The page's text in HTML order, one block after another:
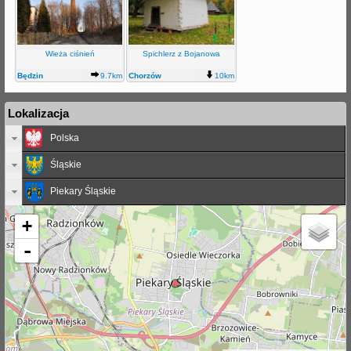
Wieża ciśnień
Będzin 9.7km
Spichlerz z Bojanowa
Chorzów 10km
Lokalizacja
Polska
Śląskie
Piekary Śląskie
+
-